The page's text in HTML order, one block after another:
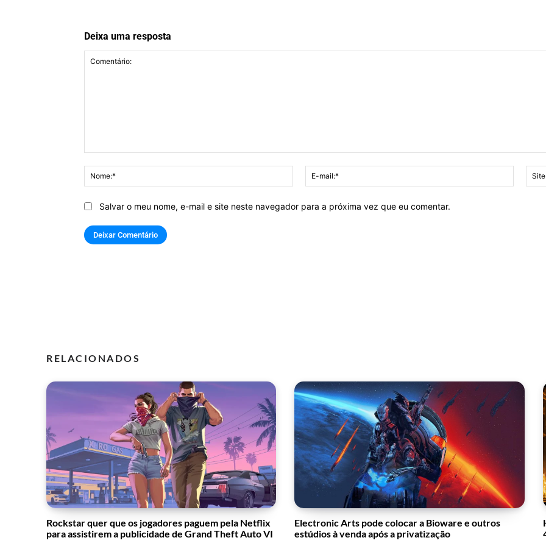
Deixa uma resposta
Nome:*
mail:*
Salvar o meu nome, e-mail e site neste navegador para a próxima vez que eu comentar.
RELACIONADOS
Rockstar quer que os jogadores paguem pela Netflix
para assistirem a publicidade de Grand Theft Auto VI
Electronic Arts pode colocar a Bioware e outros
estúdios à venda após a privatização